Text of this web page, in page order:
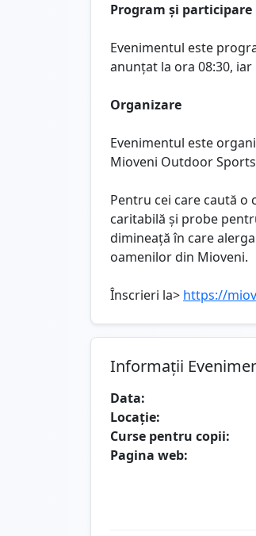
Program și participare
Evenimentul este
anunțat la ora 08:30,
Organizare
Evenimentul este
Mioveni Outdoor
Pentru cei care caută o
caritabilă și probe
dimineață în care
oamenilor din Mioveni.
Înscrieri la> https://
Informații
Data:
Locație:
Curse pentru copii:
Pagina web: